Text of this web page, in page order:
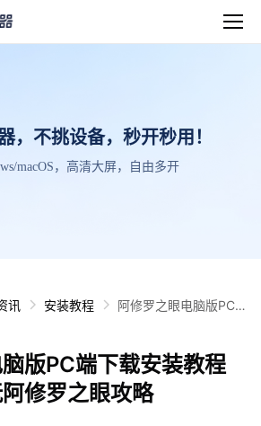
，不挑设备，秒开秒用！
macOS，高清大屏，自由多开
讯 安装教程
阿修罗之眼电脑版PC
版PC端下载安装教程
修罗之眼攻略